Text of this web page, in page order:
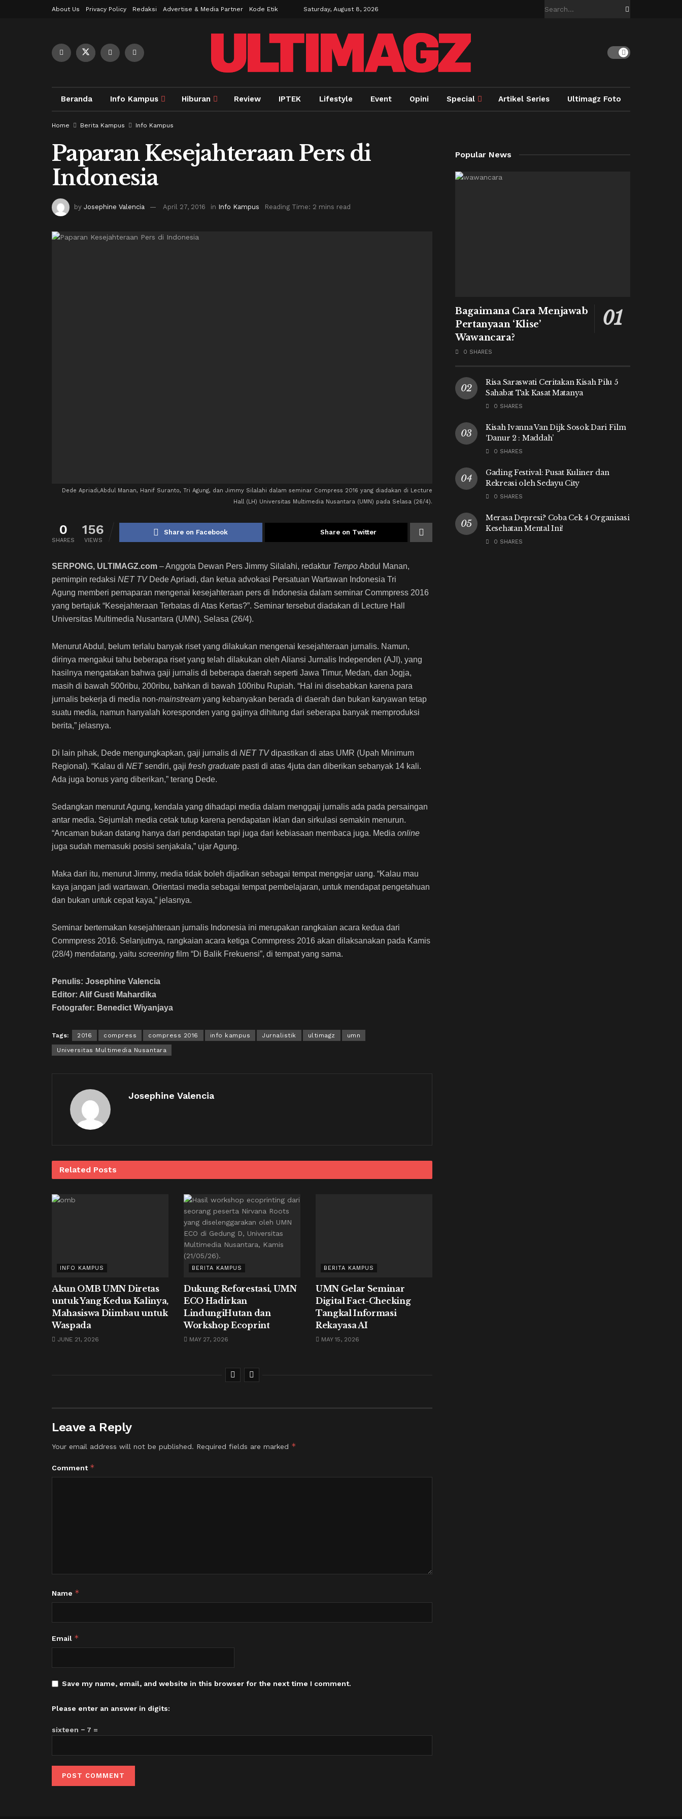
About Us Privacy Policy Redaksi Advertise & Media Partner Kode Etik Saturday, August 8, 2026
Beranda Info Kampus Hiburan Review IPTEK Lifestyle Event Opini Special Artikel Series Ultimagz Foto
Home Berita Kampus Info Kampus
Paparan Kesejahteraan Pers di
Indonesia
by Josephine Valencia April 27, 2016 in Info Kampus Reading Time: 2 mins read
Dede Apriadi,Abdul Manan, Hanif Suranto, Tri Agung, dan Jimmy Silalahi dalam seminar Compress 2016 yang diadakan di Lecture
Hall (LH) Universitas Multimedia Nusantara (UMN) pada Selasa (26/4).
0
SHARES
156
VIEWS
Share on Facebook Share on Twitter
SERPONG, ULTIMAGZ.com – Anggota Dewan Pers Jimmy Silalahi, redaktur TempoAbdul Manan,
pemimpin redaksi NET TVDede Apriadi, dan ketua advokasi Persatuan Wartawan Indonesia Tri
Agung memberi pemaparan mengenai kesejahteraan pers di Indonesia dalam seminar Commpress 2016
yang bertajuk “Kesejahteraan Terbatas di Atas Kertas?”. Seminar tersebut diadakan di Lecture Hall
Universitas Multimedia Nusantara (UMN), Selasa (26/4).
Menurut Abdul, belum terlalu banyak riset yang dilakukan mengenai kesejahteraan jurnalis. Namun,
dirinya mengakui tahu beberapa riset yang telah dilakukan oleh Aliansi Jurnalis Independen (AJI), yang
hasilnya mengatakan bahwa gaji jurnalis di beberapa daerah seperti Jawa Timur, Medan, dan Jogja,
masih di bawah 500ribu, 200ribu, bahkan di bawah 100ribu Rupiah. “Hal ini disebabkan karena para
jurnalis bekerja di media non-mainstream yang kebanyakan berada di daerah dan bukan karyawan tetap
suatu media, namun hanyalah koresponden yang gajinya dihitung dari seberapa banyak memproduksi
berita,” jelasnya.
Di lain pihak, Dede mengungkapkan, gaji jurnalis di NET TVdipastikan di atas UMR (Upah Minimum
Regional). “Kalau di NETsendiri, gaji fresh graduate pasti di atas 4juta dan diberikan sebanyak 14 kali.
Ada juga bonus yang diberikan,” terang Dede.
Sedangkan menurut Agung, kendala yang dihadapi media dalam menggaji jurnalis ada pada persaingan
antar media. Sejumlah media cetak tutup karena pendapatan iklan dan sirkulasi semakin menurun.
“Ancaman bukan datang hanya dari pendapatan tapi juga dari kebiasaan membaca juga. Media online
juga sudah memasuki posisi senjakala,” ujar Agung.
Maka dari itu, menurut Jimmy, media tidak boleh dijadikan sebagai tempat mengejar uang. “Kalau mau
kaya jangan jadi wartawan. Orientasi media sebagai tempat pembelajaran, untuk mendapat pengetahuan
dan bukan untuk cepat kaya,” jelasnya.
Seminar bertemakan kesejahteraan jurnalis Indonesia ini merupakan rangkaian acara kedua dari
Commpress 2016. Selanjutnya, rangkaian acara ketiga Commpress 2016 akan dilaksanakan pada Kamis
(28/4) mendatang, yaitu screening film “Di Balik Frekuensi”, di tempat yang sama.
Penulis: Josephine Valencia
Editor: Alif Gusti Mahardika
Fotografer: Benedict Wiyanjaya
Tags: 2016 compress compress 2016 info kampus Jurnalistik ultimagz umn
Universitas Multimedia Nusantara
Josephine Valencia
Related Posts
INFO KAMPUS
Akun OMB UMN Diretas
untuk Yang Kedua Kalinya,
Mahasiswa Diimbau untuk
Waspada
JUNE 21, 2026
BERITA KAMPUS
Dukung Reforestasi, UMN
ECO Hadirkan
LindungiHutan dan
Workshop Ecoprint
MAY 27, 2026
BERITA KAMPUS
UMN Gelar Seminar
Digital Fact-Checking
Tangkal Informasi
Rekayasa AI
MAY 15, 2026
Leave a Reply
Your email address will not be published. Required fields are marked *
Comment *
Name *
Email *
Save my name, email, and website in this browser for the next time I comment.
Please enter an answer in digits:
sixteen − 7 =
Popular News
Bagaimana Cara Menjawab
Pertanyaan ‘Klise’
Wawancara?
0 SHARES
Risa Saraswati Ceritakan Kisah Pilu 5
Sahabat Tak Kasat Matanya
0 SHARES
Kisah Ivanna Van Dijk Sosok Dari Film
‘Danur 2 : Maddah’
0 SHARES
Gading Festival: Pusat Kuliner dan
Rekreasi oleh Sedayu City
0 SHARES
Merasa Depresi? Coba Cek 4 Organisasi
Kesehatan Mental Ini!
0 SHARES